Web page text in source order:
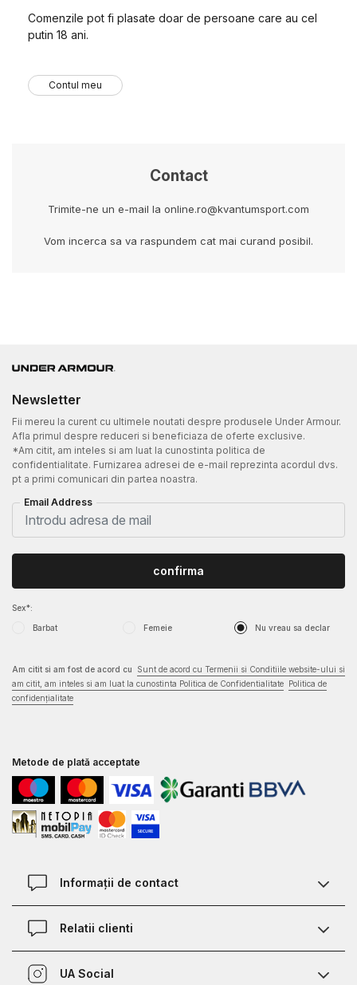
Comenzile pot fi plasate doar de persoane care au cel
putin 18 ani.
Contul meu
Contact
Trimite-ne un e-mail la online.ro@kvantumsport.com
Vom incerca sa va raspundem cat mai curand posibil.
Newsletter
Fii mereu la curent cu ultimele noutati despre produsele Under Armour.
Afla primul despre reduceri si beneficiaza de oferte exclusive.
*Am citit, am inteles si am luat la cunostinta politica de
confidentialitate. Furnizarea adresei de e-mail reprezinta acordul dvs.
pt a primi comunicari din partea noastra.
Email Address
Sex*:
Barbat Femeie Nu vreau sa declar
confirma
Am citit si am fost de acord cu
Sunt de acord cu Termenii si Conditiile website-ului si
am citit, am inteles si am luat la cunostinta Politica de Confidentialitate Politica de
confidențialitate
Metode de plată acceptate
Informații de contact
Contact
Defineste marimea
Relatii clienti
Termeni si conditii
UA Social